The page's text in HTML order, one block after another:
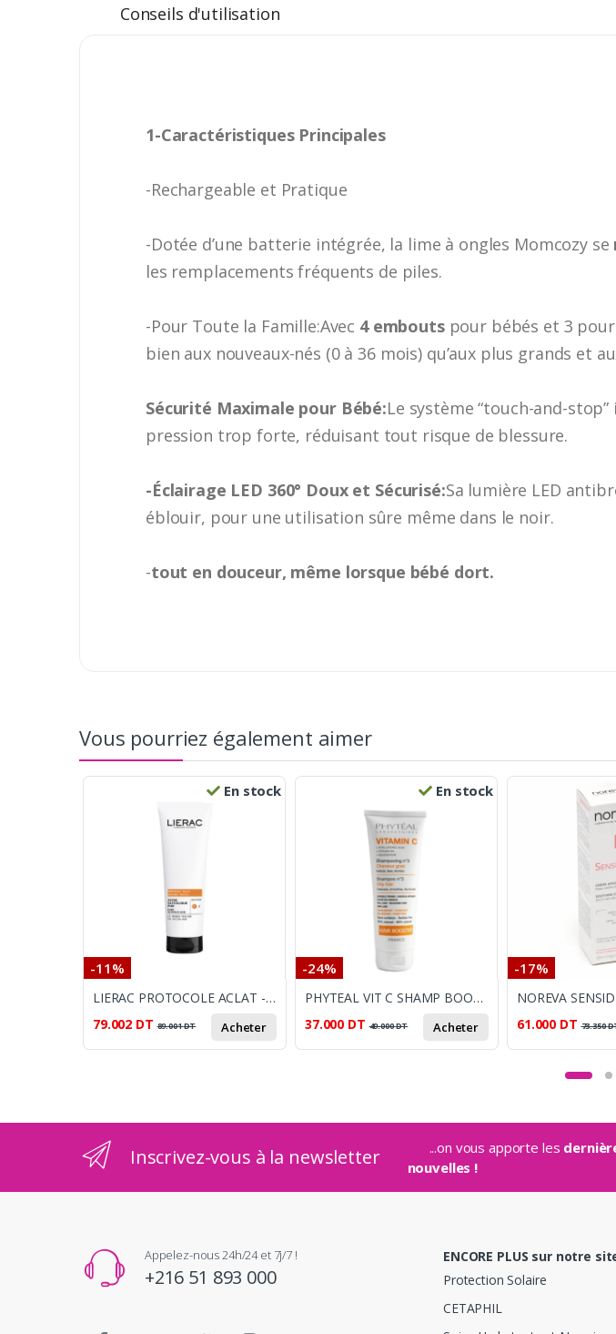
Conseils d'utilisation
1-Caractéristiques Principales
-Rechargeable et Pratique
-Dotée d’une batterie intégrée, la lime à ongles Momcozy se
les remplacements fréquents de piles.
-Pour Toute la Famille:Avec 4 emboutspour bébés et 3 pour
bien aux nouveaux-nés (0 à 36 mois) qu’aux plus grands et
Sécurité Maximale pour Bébé:Le système “touch-and-
pression trop forte, réduisant tout risque de blessure.
-Éclairage LED 360° Doux et Sécurisé:Sa lumière LED
éblouir, pour une utilisation sûre même dans le noir.
-tout en douceur, même lorsque bébé dort.
Vous pourriez également aimer
En stock
-11%
LIERAC PROTOCOLE ACLAT - LE MASQUE PEELING 75ML
79.002 DT 89.001DT Acheter
En stock
-24%
PHYTEAL VIT C SHAMP BOOSTER 3 CHEV GRAS 250ML
37.000 DT 49.000DT Acheter
-17%
61.000 DT 73.350
Inscrivez-vous à la newsletter ...on vous apporte les
nouvelles !
Appelez-nous 24h/24 et 7j/7 !
+216 51 893 000
ENCORE PLUS sur notre
Protection Solaire
CETAPHIL